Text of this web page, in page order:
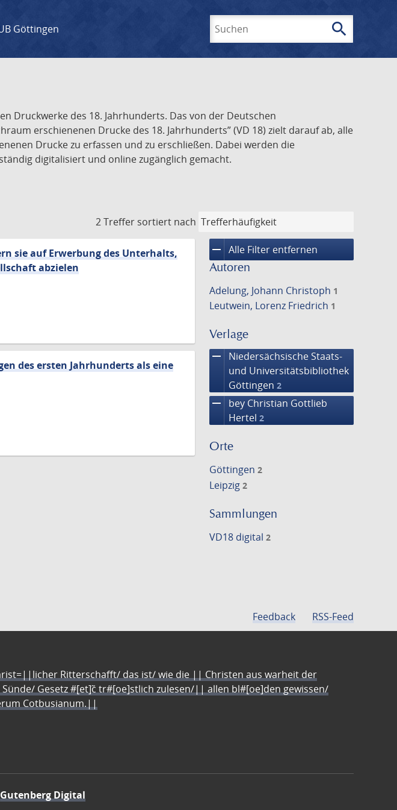
Göttingen search
Druckwerke des 18. Jahrhunderts. Das von der Deutschen
erschienenen Drucke des 18. Jahrhunderts” (VD 18) zielt darauf ab, alle
Drucke zu erfassen und zu erschließen. Dabei werden die
digitalisiert und online zugänglich gemacht.
2 Treffer sortiert nach
remove Alle Filter entfernen
Autoren
Adelung, Johann Christoph 1
Leutwein, Lorenz Friedrich 1
Verlage
remove
Niedersächsische Staats-
und Universitätsbibliothek
Göttingen 2
remove
bey Christian Gottlieb
Hertel 2
Orte
Göttingen 2
Leipzig 2
Sammlungen
VD18 digital 2
sie auf Erwerbung des Unterhalts,
abzielen
des ersten Jahrhunderts als eine
Feedback RSS-Feed
Ritterschafft/ das ist/ wie die || Christen aus warheit der
Gesetz #[et]c̃ tr#[oe]stlich zulesen/|| allen bl#[oe]den gewissen/
Cotbusianum.||
Gutenberg Digital